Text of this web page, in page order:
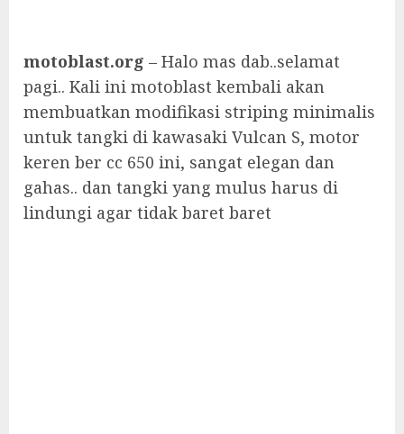
motoblast.org – Halo mas dab..selamat
pagi.. Kali ini motoblast kembali akan
membuatkan modifikasi striping minimalis
untuk tangki di kawasaki Vulcan S, motor
keren ber cc 650 ini, sangat elegan dan
gahas.. dan tangki yang mulus harus di
lindungi agar tidak baret baret